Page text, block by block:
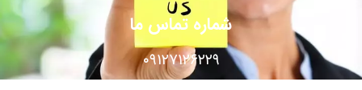
شماره تماس ما
۰۹۱۲۷۱۲۶۲۲۹